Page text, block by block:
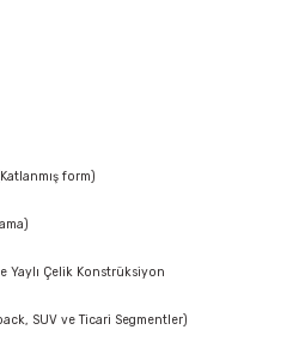
form)
Yaylı Çelik Konstrüksiyon
SUV ve Ticari Segmentler)